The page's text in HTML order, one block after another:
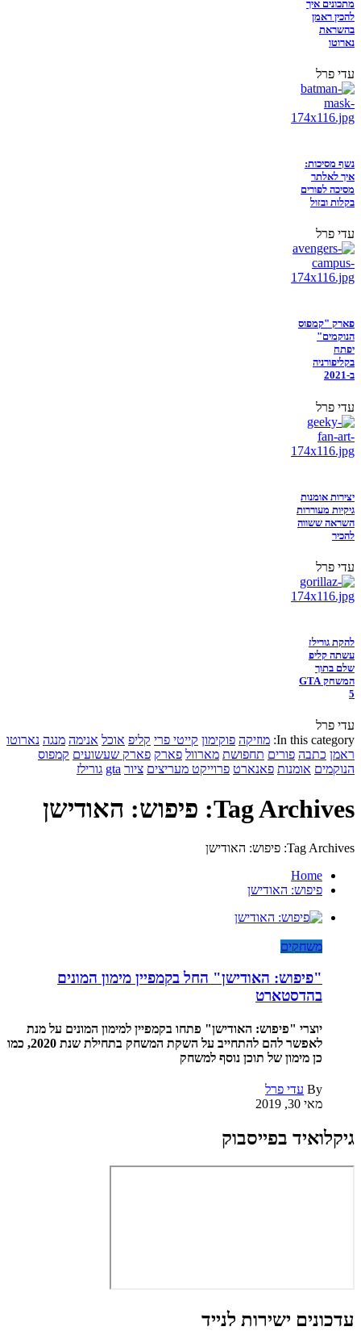
מתכונים איך
להכין ראמן
בהשראת
נארוטו
עדי פרל
נשף מסיכות:
איך לאלתר
מסיכה לפורים
בקלות ובזול
עדי פרל
פארק "קמפוס
הנוקמים"
יפתח
בקליפורניה
ב-2021
עדי פרל
יצירות אומנות
גיקיות מעוררות
השראה ששווה
להכיר
עדי פרל
להקת גורילז
עשתה קליפ
שלם בתוך
המשחק GTA
5
עדי פרל
In this category: מוזיקה פוקימון קייטי פרי קליפ אוכל אנימה מנגה נארוטו
ראמן כתבה פורים תחפושת מארוול פארק פארק שעשועים קמפוס
הנוקמים אומנות פאנארט פרוייקט מעריצים ציור gta גורילז
Tag Archives: פיפוש: האודישן
Tag Archives: פיפוש: האודישן
Home
פיפוש: האודישן
משחקים
"פיפוש: האודישן" החל בקמפיין מימון המונים
בהדסטארט
יוצרי "פיפוש: האודישן" פתחו בקמפיין למימון המונים על מנת
לאפשר להם להתחייב על השקת המשחק בתחילת שנת 2020, כמו
כן מימון של תוכן נוסף למשחק
By עדי פרל
מאי 30, 2019
גיקלואיד בפייסבוק
עדכונים ישירות לנייד